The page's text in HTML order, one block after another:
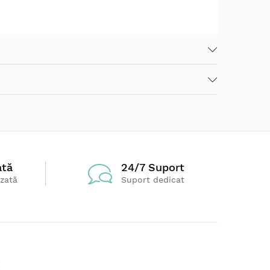
pentru a progresa rapid la mersul pe
24/7 Suport
Suport dedicat